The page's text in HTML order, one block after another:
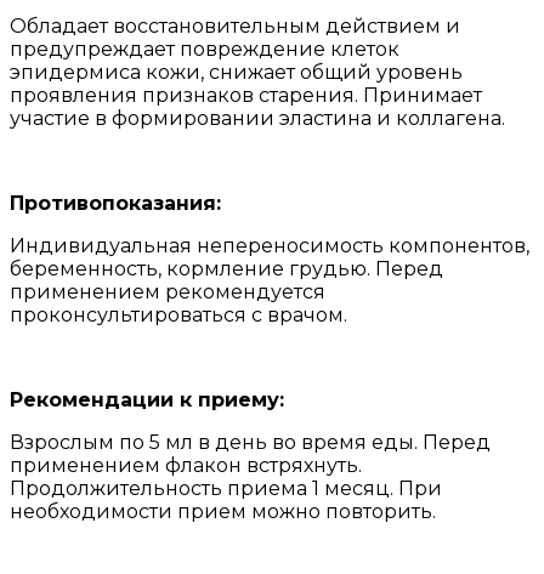
Обладает восстановительным действием и
предупреждает повреждение клеток
эпидермиса кожи, снижает общий уровень
проявления признаков старения. Принимает
участие в формировании эластина и коллагена.
Противопоказания:
Индивидуальная непереносимость компонентов,
беременность, кормление грудью. Перед
применением рекомендуется
проконсультироваться с врачом.
Рекомендации к приему:
Взрослым по 5 мл в день во время еды. Перед
применением флакон встряхнуть.
Продолжительность приема 1 месяц. При
необходимости прием можно повторить.